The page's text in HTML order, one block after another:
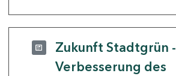
Zukunft Stadtgrün -
Verbesserung des